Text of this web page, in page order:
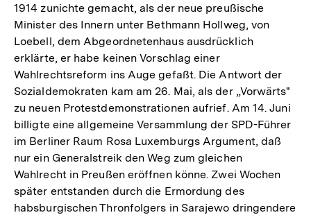
1914 zunichte gemacht, als der neue preußische
Minister des Innern unter Bethmann Hollweg, von
Loebell, dem Abgeordnetenhaus ausdrücklich
erklärte, er habe keinen Vorschlag einer
Wahlrechtsreform ins Auge gefaßt. Die Antwort der
Sozialdemokraten kam am 26. Mai, als der „Vorwärts"
zu neuen Protestdemonstrationen aufrief. Am 14. Juni
billigte eine allgemeine Versammlung der SPD-Führer
im Berliner Raum Rosa Luxemburgs Argument, daß
nur ein Generalstreik den Weg zum gleichen
Wahlrecht in Preußen eröffnen könne. Zwei Wochen
später entstanden durch die Ermordung des
habsburgischen Thronfolgers in Sarajewo dringendere